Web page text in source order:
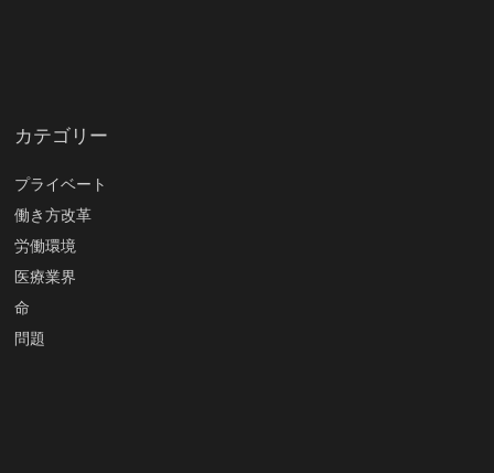
カテゴリー
プライベート
働き方改革
労働環境
医療業界
命
問題